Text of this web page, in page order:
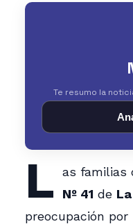
Te resumo la
L as familias
Nº 41 de
preocupación